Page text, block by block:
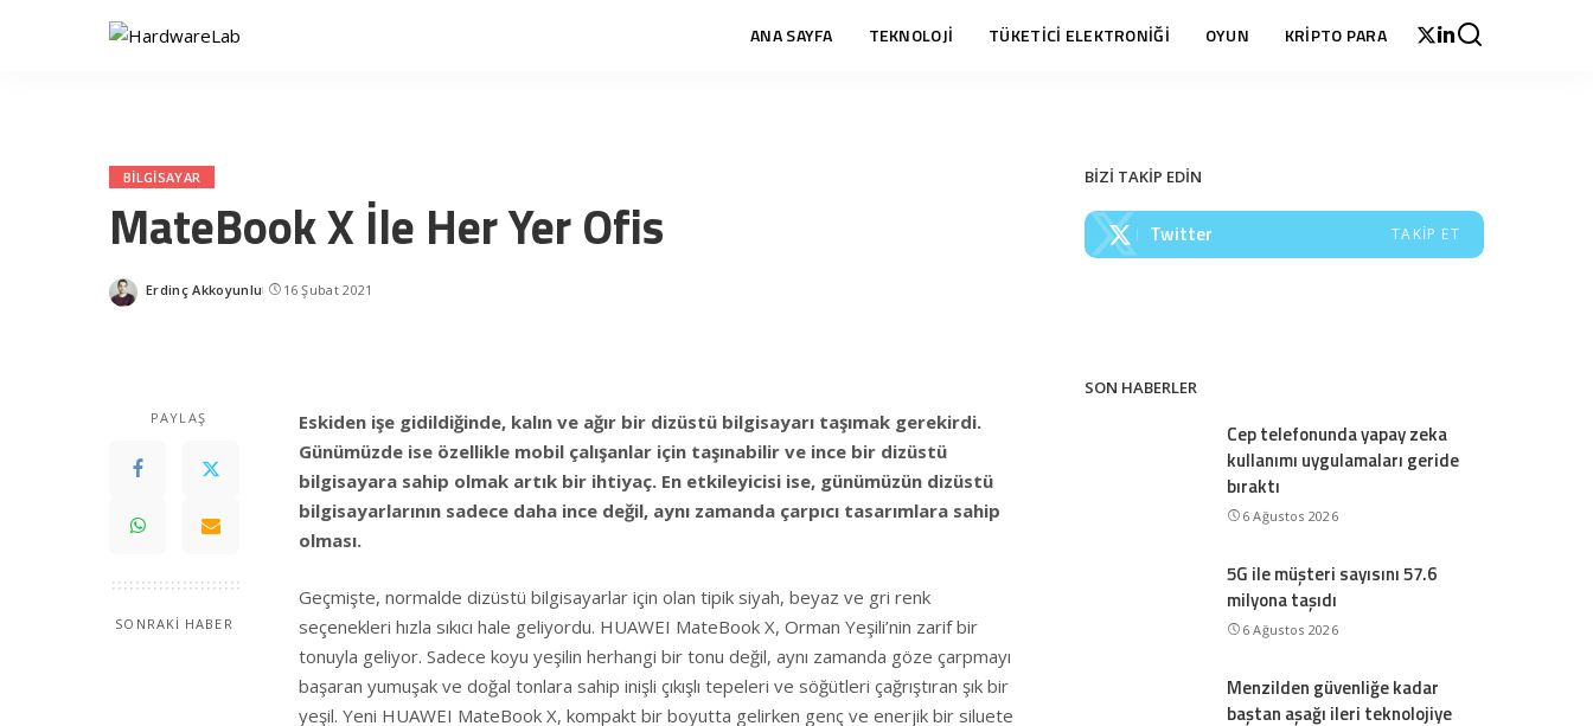
ANA SAYFA TEKNOLOJİ TÜKETİCİ ELEKTRONİĞİ OYUN KRİPTO PARA
BILGISAYAR
MateBook X İle Her Yer Ofis
Posted
Erdinç Akkoyunlu 16 Şubat 2021
PAYLAŞ
SONRAKİ HABER
Eskiden işe gidildiğinde, kalın ve ağır bir dizüstü bilgisayarı taşımak gerekirdi.
Günümüzde ise özellikle mobil çalışanlar için taşınabilir ve ince bir dizüstü
bilgisayara sahip olmak artık bir ihtiyaç. En etkileyicisi ise, günümüzün dizüstü
bilgisayarlarının sadece daha ince değil, aynı zamanda çarpıcı tasarımlara sahip
olması.
Geçmişte, normalde dizüstü bilgisayarlar için olan tipik siyah, beyaz ve gri renk
seçenekleri hızla sıkıcı hale geliyordu. HUAWEI MateBook X, Orman Yeşili’nin zarif bir
tonuyla geliyor. Sadece koyu yeşilin herhangi bir tonu değil, aynı zamanda göze çarpmayı
başaran yumuşak ve doğal tonlara sahip inişli çıkışlı tepeleri ve söğütleri çağrıştıran şık bir
yeşil. Yeni HUAWEI MateBook X, kompakt bir boyutta gelirken genç ve enerjik bir siluete
BİZİ TAKİP EDİN
Twitter TAKIP ET
SON HABERLER
Cep telefonunda yapay zeka
kullanımı uygulamaları geride
bıraktı
6 Ağustos 2026
5G ile müşteri sayısını 57.6
milyona taşıdı
6 Ağustos 2026
Menzilden güvenliğe kadar
baştan aşağı ileri teknolojiye